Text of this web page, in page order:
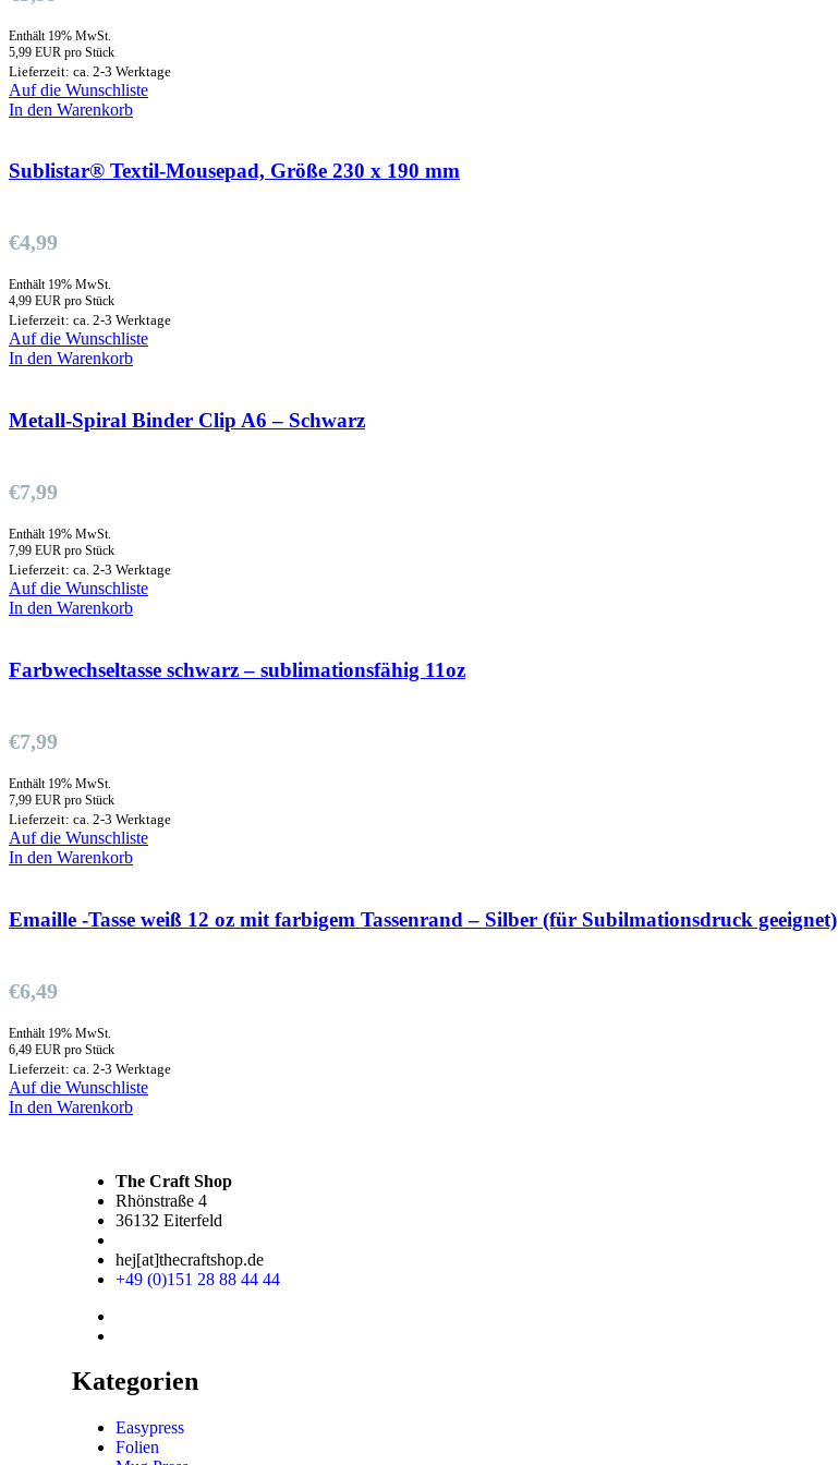
Enthält 19% MwSt.
5,99 EUR pro Stück
Lieferzeit: ca. 2-3 Werktage
Auf die Wunschliste
In den Warenkorb
Sublistar® Textil-Mousepad, Größe 230 x 190 mm
€4,99
Enthält 19% MwSt.
4,99 EUR pro Stück
Lieferzeit: ca. 2-3 Werktage
Auf die Wunschliste
In den Warenkorb
Metall-Spiral Binder Clip A6 – Schwarz
€7,99
Enthält 19% MwSt.
7,99 EUR pro Stück
Lieferzeit: ca. 2-3 Werktage
Auf die Wunschliste
In den Warenkorb
Farbwechseltasse schwarz – sublimationsfähig 11oz
€7,99
Enthält 19% MwSt.
7,99 EUR pro Stück
Lieferzeit: ca. 2-3 Werktage
Auf die Wunschliste
In den Warenkorb
Emaille -Tasse weiß 12 oz mit farbigem Tassenrand – Silber (für Subilmationsdruck geeignet)
€6,49
Enthält 19% MwSt.
6,49 EUR pro Stück
Lieferzeit: ca. 2-3 Werktage
Auf die Wunschliste
In den Warenkorb
The Craft Shop
Rhönstraße 4
36132 Eiterfeld
hej[at]thecraftshop.de
+49 (0)151 28 88 44 44
Kategorien
Easypress
Folien